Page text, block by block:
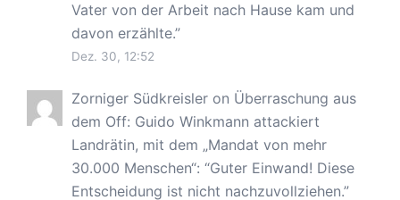
Vater von der Arbeit nach Hause kam und
davon erzählte.”
Dez. 30, 12:52
Zorniger Südkreisler on Überraschung aus
dem Off: Guido Winkmann attackiert
Landrätin, mit dem „Mandat von mehr
30.000 Menschen“: “Guter Einwand! Diese
Entscheidung ist nicht nachzuvollziehen.”